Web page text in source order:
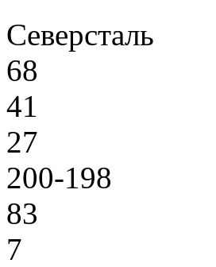
Северсталь
68
41
27
200-198
83
7